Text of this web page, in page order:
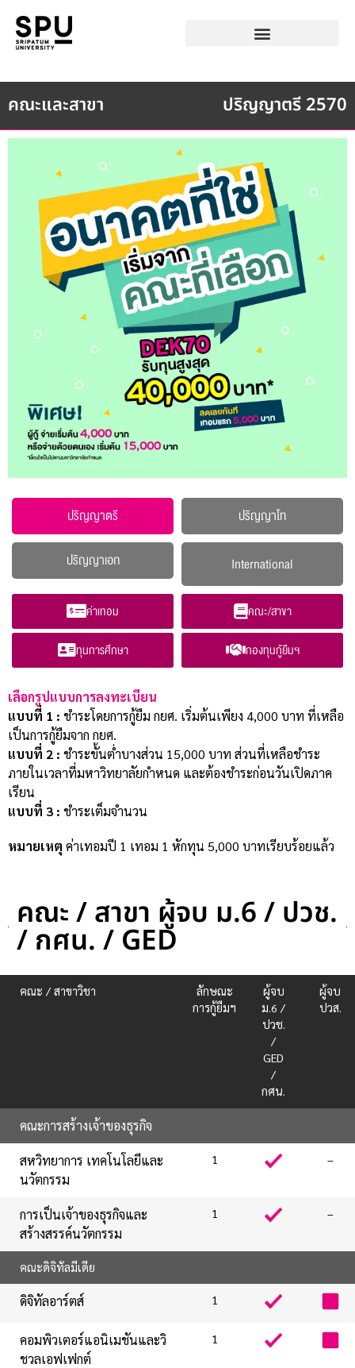
คณะและสาขา ปริญญาตรี 2570
ปริญญาตรี ปริญญาโท
ปริญญาเอก International
ค่าเทอม
ทุนการศึกษา
คณะ/สาขา
กองทุนกู้ยืมฯ
เลือกรูปแบบการลงทะเบียน
แบบที่ 1 : ชำระโดยการกู้ยืม กยศ. เริ่มต้นเพียง 4,000 บาท ที่เหลือ
เป็นการกู้ยืมจาก กยศ.
แบบที่ 2 : ชำระขั้นต่ำบางส่วน 15,000 บาท ส่วนที่เหลือชำระ
ภายในเวลาที่มหาวิทยาลัยกำหนด และต้องชำระก่อนวันเปิดภาค
เรียน
แบบที่ 3 : ชำระเต็มจำนวน
หมายเหตุ ค่าเทอมปี 1 เทอม 1 หักทุน 5,000 บาทเรียบร้อยแล้ว
คณะ / สาขา ผู้จบ ม.6 / ปวช.
/ กศน. / GED
คณะ / สาขาวิชา
ลักษณะ
การกู้ยืมฯ
ผู้จบ
ม.6 /
ปวช.
/
GED
/
กศน.
ผู้จบ
ปวส.
คณะการสร้างเจ้าของธุรกิจ
สหวิทยาการ เทคโนโลยีและ
นวัตกรรม
1 –
การเป็นเจ้าของธุรกิจและ
สร้างสรรค์นวัตกรรม
1 –
คณะดิจิทัลมีเดีย
ดิจิทัลอาร์ตส์ 1
คอมพิวเตอร์แอนิเมชันและวิ
ชวลเอฟเฟกต์
1